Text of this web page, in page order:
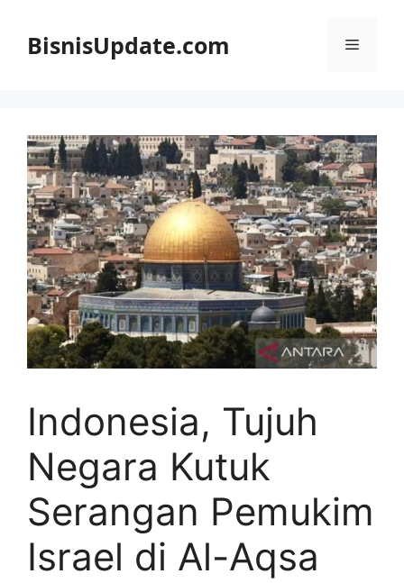
BisnisUpdate.com Menu
Indonesia, Tujuh
Negara Kutuk
Serangan Pemukim
Israel di Al-Aqsa